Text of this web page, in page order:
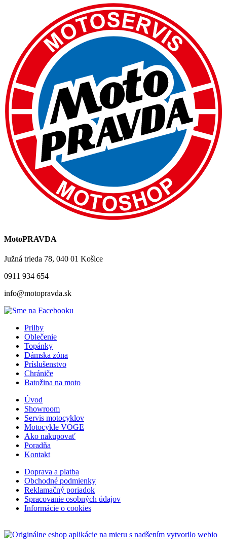
MotoPRAVDA
Južná trieda 78, 040 01 Košice
0911 934 654
info@motopravda.sk
Prilby
Oblečenie
Topánky
Dámska zóna
Príslušenstvo
Chrániče
Batožina na moto
Úvod
Showroom
Servis motocyklov
Motocykle VOGE
Ako nakupovať
Poradňa
Kontakt
Doprava a platba
Obchodné podmienky
Reklamačný poriadok
Spracovanie osobných údajov
Informácie o cookies
s nadšením vytvorilo webio